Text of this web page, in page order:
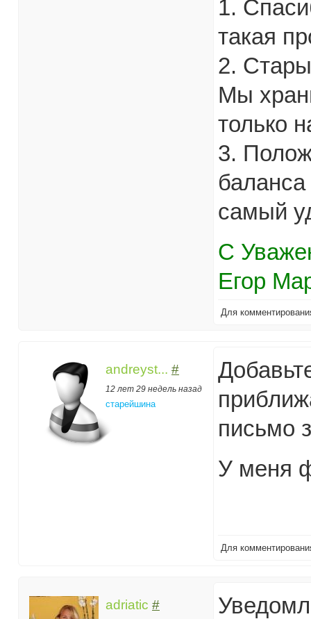
1.
такая
2.
Мы
только
3.
самый
С
Егор
Для
andreyst... #
12 лет 29 недель назад
старейшина
письмо
У меня
Для
adriatic #